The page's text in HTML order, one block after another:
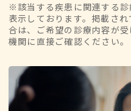
※該当する疾患に関連する
表示しております。掲載さ
合は、ご希望の診療内容が
機関に直接ご確認ください。